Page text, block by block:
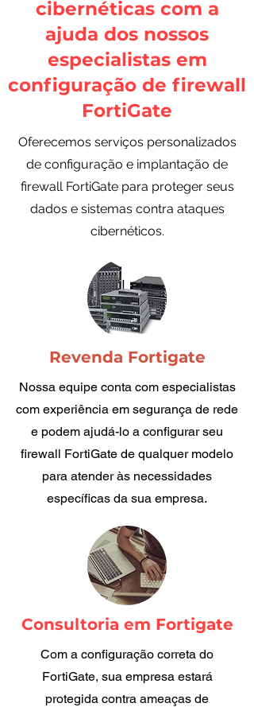
cibernéticas com a
ajuda dos nossos
especialistas em
configuração de firewall
FortiGate
Oferecemos serviços personalizados
de configuração e implantação de
firewall FortiGate para proteger seus
dados e sistemas contra ataques
cibernéticos.
Revenda Fortigate
Nossa equipe conta com especialistas
com experiência em segurança de rede
e podem ajudá-lo a configurar seu
firewall FortiGate de qualquer modelo
para atender às necessidades
específicas da sua empresa.
Consultoria em Fortigate
Com a configuração correta do
FortiGate, sua empresa estará
protegida contra ameaças de